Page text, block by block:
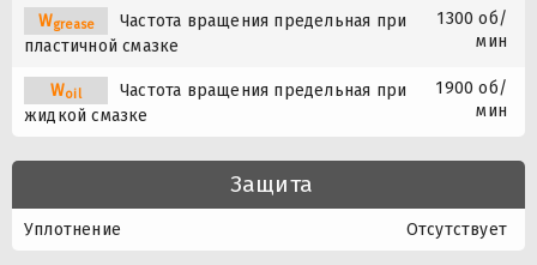
Wgrease
Частота вращения предельная при
пластичной смазке
1300 об/
мин
Woil
Частота вращения предельная при
жидкой смазке
1900 об/
мин
Защита
Уплотнение Отсутствует